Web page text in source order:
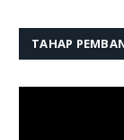
TAHAP